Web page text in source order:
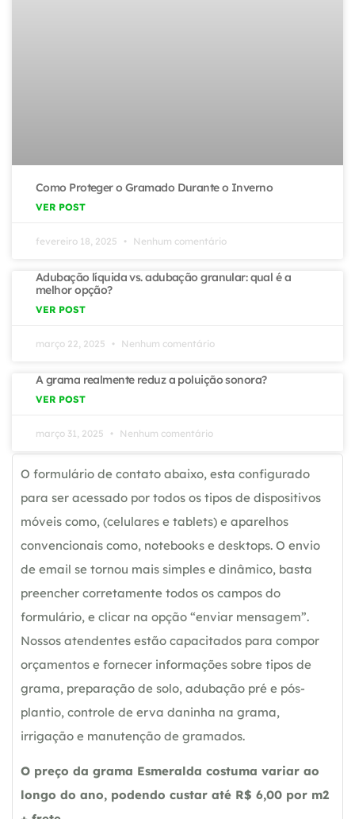
Como Proteger o Gramado Durante o Inverno
VER POST
fevereiro 18, 2025 Nenhum comentário
Adubação líquida vs. adubação granular: qual é a
melhor opção?
VER POST
março 22, 2025 Nenhum comentário
A grama realmente reduz a poluição sonora?
VER POST
março 31, 2025 Nenhum comentário
O formulário de contato abaixo, esta configurado
para ser acessado por todos os tipos de dispositivos
móveis como, (celulares e tablets) e aparelhos
convencionais como, notebooks e desktops. O envio
de email se tornou mais simples e dinâmico, basta
preencher corretamente todos os campos do
formulário, e clicar na opção “enviar mensagem”.
Nossos atendentes estão capacitados para compor
orçamentos e fornecer informações sobre tipos de
grama, preparação de solo, adubação pré e pós-
plantio, controle de erva daninha na grama,
irrigação e manutenção de gramados.
O preço da grama Esmeralda costuma variar ao
longo do ano, podendo custar até R$ 6,00 por m2